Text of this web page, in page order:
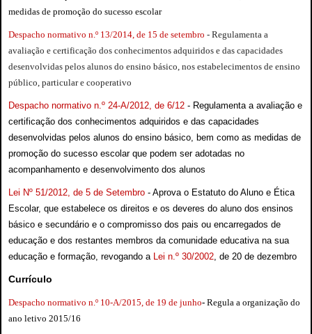
medidas de promoção do sucesso escolar
Despacho normativo n.º 13/2014, de 15 de setembro - Regulamenta a
avaliação e certificação dos conhecimentos adquiridos e das capacidades
desenvolvidas pelos alunos do ensino básico, nos estabelecimentos de ensino
público, particular e cooperativo
Despacho normativo n.º 24-A/2012, de 6/12 - Regulamenta a avaliação e
certificação dos conhecimentos adquiridos e das capacidades
desenvolvidas pelos alunos do ensino básico, bem como as medidas de
promoção do sucesso escolar que podem ser adotadas no
acompanhamento e desenvolvimento dos alunos
Lei Nº 51/2012, de 5 de Setembro - Aprova o Estatuto do Aluno e Ética
Escolar, que estabelece os direitos e os deveres do aluno dos ensinos
básico e secundário e o compromisso dos pais ou encarregados de
educação e dos restantes membros da comunidade educativa na sua
educação e formação, revogando a Lei n.º 30/2002 , de 20 de dezembro
Currículo
Despacho normativo n.º 10-A/2015, de 19 de junho- Regula a organização do
ano letivo 2015/16